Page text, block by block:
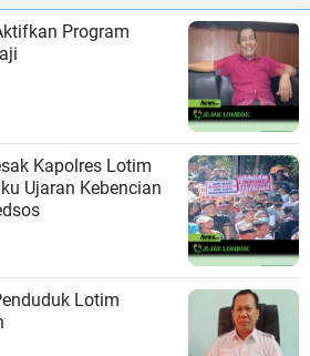
Program
Kapolres Lotim
Ujaran Kebencian
Lotim